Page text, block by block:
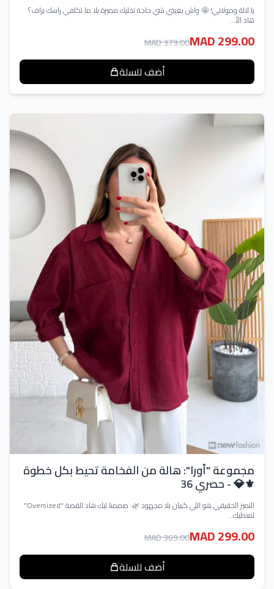
يا لالة ومولاتي! 🤩 واش بغيتي شي حاجة تخليك مميزة بلا ما تكلفي راسك بزاف؟
هاد الأ...
MAD 299.00
MAD 379.00
أضف للسلة
مجموعة "أورا": هالة من الفخامة تحيط بكل خطوة
⚜️💎 - حصري 36
التميز الحقيقي هو اللي كيبان بلا مجهود 🌿. صممنا ليك هاد القصة "Oversized"
لتعطيك...
MAD 299.00
MAD 369.00
أضف للسلة